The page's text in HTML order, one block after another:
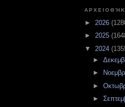
► 2026
► 2025
▼ 2024
►
►
►
►